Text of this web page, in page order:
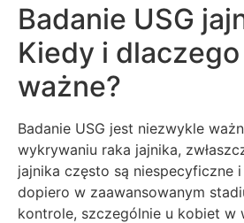
Badanie USG
Kiedy i
ważne?
Badanie USG jest niezwykle
wykrywaniu raka jajnika,
jajnika często są niespecyficzne
dopiero w zaawansowanym
kontrole, szczególnie u kobiet w